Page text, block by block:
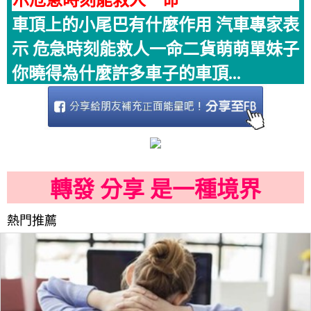
車頂上的小尾巴有什麼作用 汽車專家表
示 危急時刻能救人一命二貨萌萌單妹子
你曉得為什麼許多車子的車頂...
轉發 分享 是一種境界
熱門推薦